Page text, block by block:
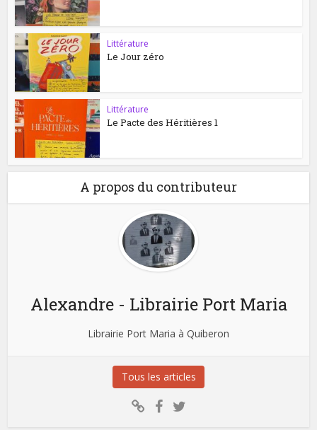
Littérature
Le Jour zéro
Littérature
Le Pacte des Héritières 1
A propos du contributeur
Alexandre - Librairie Port Maria
Librairie Port Maria à Quiberon
Tous les articles